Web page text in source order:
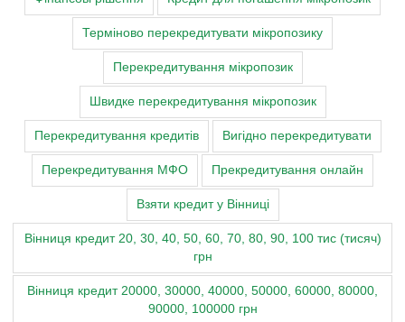
Терміново перекредитувати мікропозику
Перекредитування мікропозик
Швидке перекредитування мікропозик
Перекредитування кредитів Вигідно перекредитувати
Перекредитування МФО Прекредитування онлайн
Взяти кредит у Вінниці
Вінниця кредит 20, 30, 40, 50, 60, 70, 80, 90, 100 тис (тисяч)
грн
Вінниця кредит 20000, 30000, 40000, 50000, 60000, 80000,
90000, 100000 грн